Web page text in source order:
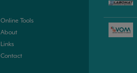
Online Tools
About
Links
Contact